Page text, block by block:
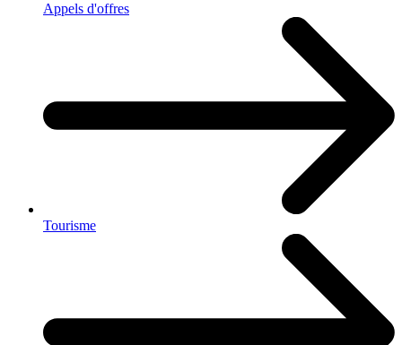
Appels d'offres
Tourisme